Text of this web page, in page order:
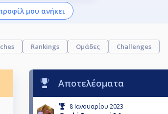
μου ανήκει
Rankings Ομάδες Challenges
Αποτελέσματα
8 Ιανουαρίου 2023